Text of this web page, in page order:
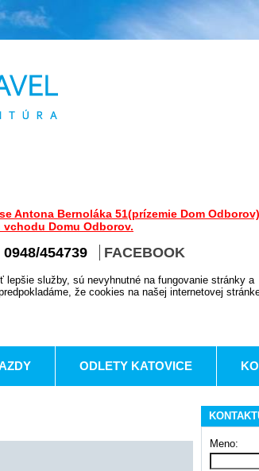
Antona Bernoláka 51(prízemie Dom
vchodu Domu Odborov.
454739 FACEBOOK
služby, sú nevyhnutné na fungovanie stránky
že cookies na našej internetovej
ODLETY KATOVICE
Meno: